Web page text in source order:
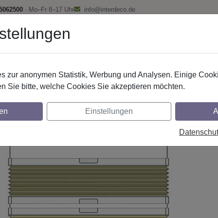
· Mo–Fr 8–17 Uhr info@interdeco.de
Plissee - Faltstores Plissee mit Griff
/ Wabenstores System Interdeco -
variabler Behang und verspannt mit
zur anonymen Statistik, Werbung und Analysen. Einige
Sie bitte, welche Cookies Sie akzeptieren möchten.
Einstellungen